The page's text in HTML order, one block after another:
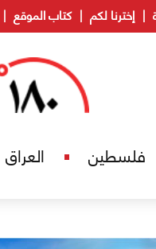
إخترنا لكم كتاب الموقع
فلسطين العراق